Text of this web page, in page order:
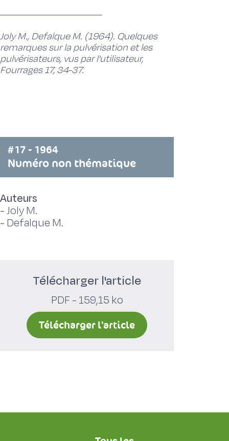
Joly M., Defalque M. (1964). Quelques
remarques sur la pulvérisation et les
pulvérisateurs, vus par l'utilisateur,
Fourrages 17, 34-37.
#17 - 1964
Numéro non thématique
Auteurs
-Joly M.
- Defalque M.
Télécharger l'article
PDF - 159,15 ko
Télécharger l'article